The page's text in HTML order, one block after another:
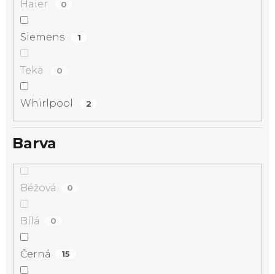
Haier 0
Siemens 1
Teka 0
Whirlpool 2
Barva
Béžová 0
Bílá 0
Černá 15